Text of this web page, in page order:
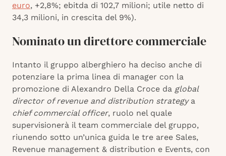
euro, +2,8%; ebitda di 102,7 milioni; utile netto di
34,3 milioni, in crescita del 9%).
Nominato un direttore commerciale
Intanto il gruppo alberghiero ha deciso anche di
potenziare la prima linea di manager con la
promozione di Alexandro Della Croce da global
director of revenue and distribution strategy a
chief commercial officer, ruolo nel quale
supervisionerà il team commerciale del gruppo,
riunendo sotto un’unica guida le tre aree Sales,
Revenue management & distribution e Events, con